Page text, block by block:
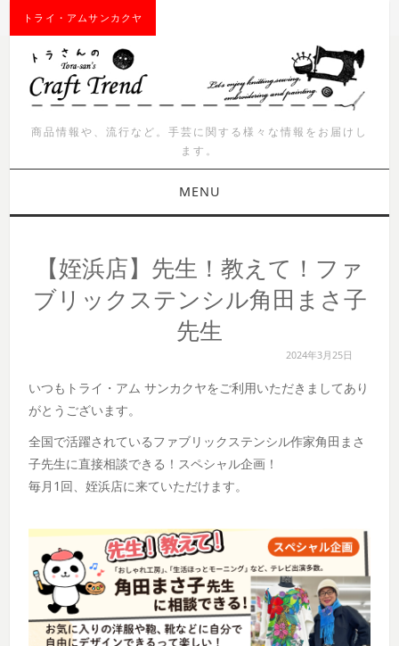
トライ・アムサンカクヤ
商品情報や、流行など。手芸に関する様々な情報をお届けし
ます。
MENU
商品紹介
【姪浜店】先生！教えて！ファ
ブリックステンシル角田まさ子
先生
2024年3月25日
いつもトライ・アム サンカクヤをご利用いただきましてあり
がとうございます。
全国で活躍されているファブリックステンシル作家角田まさ
子先生に直接相談できる！スペシャル企画！
毎月1回、姪浜店に来ていただけます。